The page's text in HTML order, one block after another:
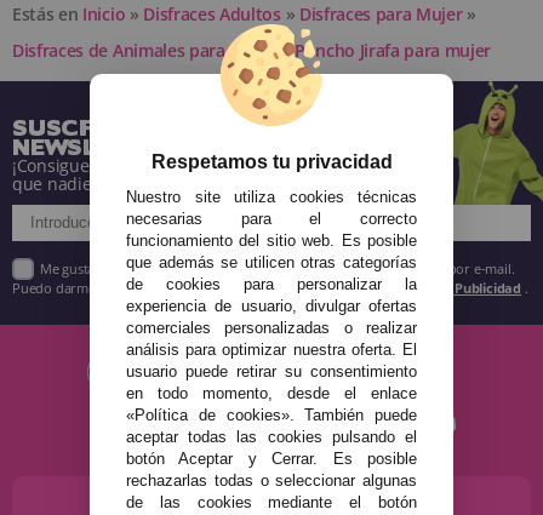
Estás en Inicio » Disfraces Adultos » Disfraces para Mujer »
Disfraces de Animales para Mujer »Poncho Jirafa para mujer
SUSCRÍBETE A NUESTRA
NEWSLETTER
¡Consigue descuentos y entérate de todo antes
que nadie!
Me gustaría recibir descuentos exclusivos, novedades y tendencias por e-mail.
Puedo darme de baja cuando quiera según lo recogido en la Política de Publicidad .
Respetamos tu privacidad
Nuestro site utiliza cookies técnicas
necesarias para el correcto
funcionamiento del sitio web. Es posible
que además se utilicen otras categorías
de cookies para personalizar la
experiencia de usuario, divulgar ofertas
comerciales personalizadas o realizar
análisis para optimizar nuestra oferta. El
usuario puede retirar su consentimiento
en todo momento, desde el enlace
«Política de cookies». También puede
aceptar todas las cookies pulsando el
botón Aceptar y Cerrar. Es posible
rechazarlas todas o seleccionar algunas
de las cookies mediante el botón